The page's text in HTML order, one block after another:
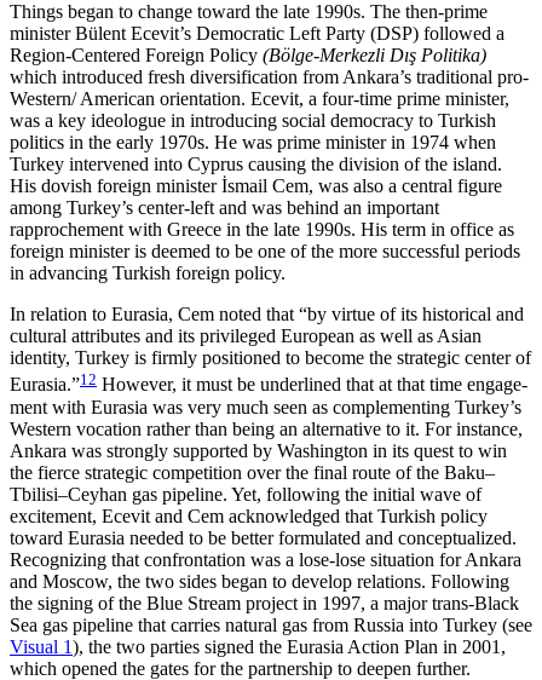
Things began to change toward the late 1990s. The then-prime
minister Bülent Ecevit’s Democratic Left Party (DSP) followed a
Region-Centered Foreign Policy (Bölge-Merkezli Dış Politika)
which introduced fresh di­ver­sification from Ankara’s traditional pro-
Western/ Ameri­can orientation. Ecevit, a four-time prime minister,
was a key ideologue in introducing social democracy to Turkish
politics in the early 1970s. He was prime minister in 1974 when
Turkey intervened into Cyprus causing the division of the island.
His dovish foreign minister İsmail Cem, was also a central figure
among Turkey’s center-left and was behind an important
rapprochement with Greece in the late 1990s. His term in office as
foreign minister is deemed to be one of the more successful periods
in advancing Turkish foreign policy.
In relation to Eurasia, Cem noted that “by virtue of its historical and
cultural attributes and its privileged European as well as Asian
identity, Turkey is firmly positioned to become the strategic center of
Eurasia.”12 However, it must be underlined that at that time engage­
ment with Eurasia was very much seen as com­plementing Turkey’s
Western vocation rather than being an alternative to it. For instance,
Ankara was strongly supported by Washington in its quest to win
the fierce strategic competition over the final route of the Baku–
Tbilisi–Ceyhan gas pipeline. Yet, fol­lowing the initial wave of
excitement, Ecevit and Cem ac­knowl­edged that Turkish policy
toward Eurasia needed to be better formulated and conceptualized.
Recognizing that confrontation was a lose-lose situa­tion for Ankara
and Moscow, the two sides began to develop relations. Following
the signing of the Blue Stream project in 1997, a major trans-Black
Sea gas pipeline that carries natural gas from Russia into Tur­key (see
Visual 1), the two parties signed the Eurasia Action Plan in 2001,
which opened the gates for the partnership to deepen further.